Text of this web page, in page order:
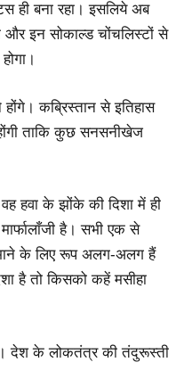
ही बना रहा। इसलिये अब
और इन सोकाल्ड चोंचलिस्टों से
कब्रिस्तान से इतिहास
ताकि कुछ सनसनीखेज
वह हवा के झोंके की दिशा में ही
है। सभी एक से
के लिए रूप अलग-अलग हैं
है तो किसको कहें मसीहा
देश के लोकतंत्र की तंदुरूस्ती